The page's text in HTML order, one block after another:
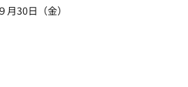
30日（金）